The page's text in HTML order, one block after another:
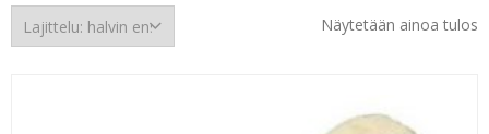
Näytetään ainoa tulos